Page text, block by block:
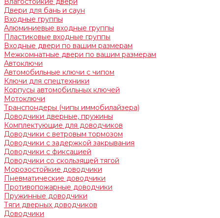
Двери для бань и саун
Входные группы
Алюминиевые входные группы
Пластиковые входные группы
Входные двери по вашим размерам
Межкомнатные двери по вашим размерам
Автоключи
Автомобильные ключи с чипом
Ключи для спецтехники
Корпусы автомобильных ключей
Мотоключи
Транспондеры (чипы иммобилайзера)
Доводчики дверные, пружины
Комплектующие для доводчиков
Доводчики с ветровым тормозом
Доводчики с задержкой закрывания
Доводчики с фиксацией
Доводчики со скользящей тягой
Морозостойкие доводчики
Пневматические доводчики
Противопожарные доводчики
Пружинные доводчики
Тяги дверных доводчиков
Доводчики